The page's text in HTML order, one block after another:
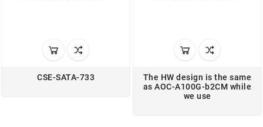
CSE-SATA-733
The HW design is the same
as AOC-A100G-b2CM while
we use